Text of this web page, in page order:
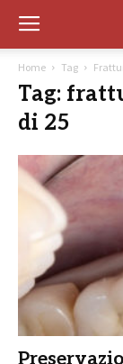
Home Tag
Tag:
di 25